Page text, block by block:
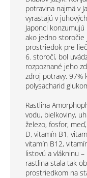
potravina najmä v
vyrastajú v
Japonci
ako jedno storočie
prostriedok pre
6. storočí, bol
rozpoznané jeho
zdroj potravy. 97%
polysacharid
Rastlina
vodu, bielkoviny,
železo, fosfor,
D, vitamín B1,
vitamín B12,
listovú a vlákninu
rastlina stala tak
prostriedkom na